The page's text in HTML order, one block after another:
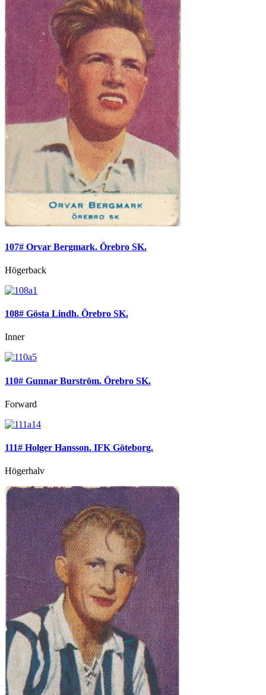
107# Orvar Bergmark. Örebro SK.
Högerback
108# Gösta Lindh. Örebro SK.
Inner
110# Gunnar Burström. Örebro SK.
Forward
111# Holger Hansson. IFK Göteborg.
Högerhalv